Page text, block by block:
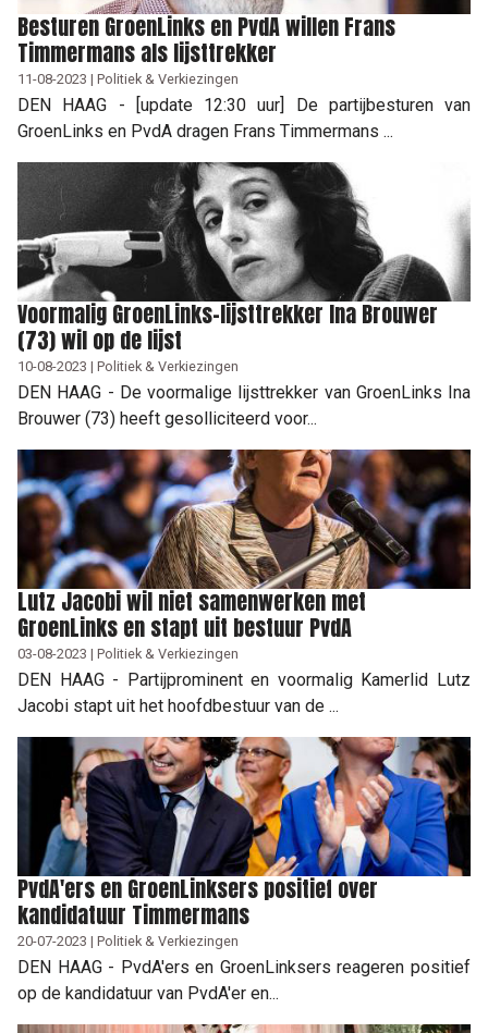
Besturen GroenLinks en PvdA willen Frans
Timmermans als lijsttrekker
11-08-2023 | Politiek & Verkiezingen
DEN HAAG - [update 12:30 uur] De partijbesturen van
GroenLinks en PvdA dragen Frans Timmermans ...
Voormalig GroenLinks-lijsttrekker Ina Brouwer
(73) wil op de lijst
10-08-2023 | Politiek & Verkiezingen
DEN HAAG - De voormalige lijsttrekker van GroenLinks Ina
Brouwer (73) heeft gesolliciteerd voor...
Lutz Jacobi wil niet samenwerken met
GroenLinks en stapt uit bestuur PvdA
03-08-2023 | Politiek & Verkiezingen
DEN HAAG - Partijprominent en voormalig Kamerlid Lutz
Jacobi stapt uit het hoofdbestuur van de ...
PvdA'ers en GroenLinksers positief over
kandidatuur Timmermans
20-07-2023 | Politiek & Verkiezingen
DEN HAAG - PvdA'ers en GroenLinksers reageren positief
op de kandidatuur van PvdA'er en...